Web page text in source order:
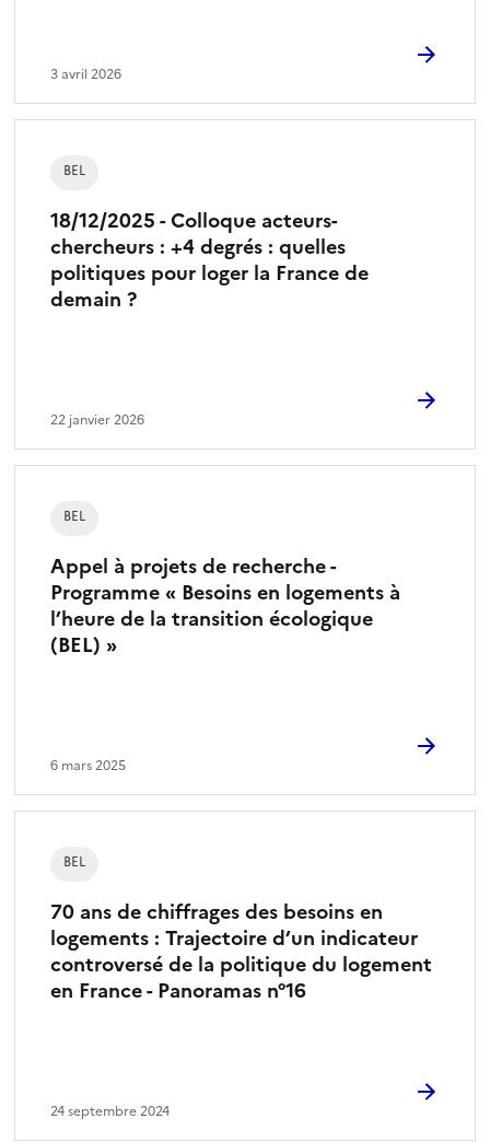
3 avril 2026
18/12/2025 - Colloque acteurs-
chercheurs : +4 degrés : quelles
politiques pour loger la France de
demain ?
BEL
22 janvier 2026
Appel à projets de recherche -
Programme « Besoins en logements à
l’heure de la transition écologique
(BEL) »
BEL
6 mars 2025
70 ans de chiffrages des besoins en
logements : Trajectoire d’un indicateur
controversé de la politique du logement
en France - Panoramas n°16
BEL
24 septembre 2024